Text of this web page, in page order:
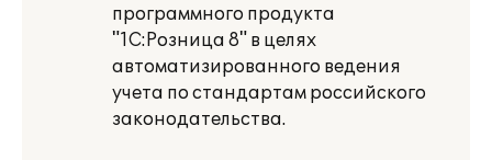
программного продукта
"1С:Розница 8" в целях
автоматизированного ведения
учета по стандартам российского
законодательства.